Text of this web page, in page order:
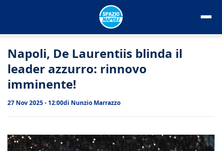
Napoli, De Laurentiis blinda il
leader azzurro: rinnovo
imminente!
27 Nov 2025 - 12:00di Nunzio Marrazzo